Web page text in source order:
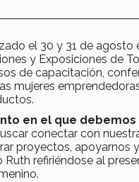
el 30 y 31 de agosto
y Exposiciones de
de capacitación,
mujeres
en el que debemos
conectar con
proyectos, apoyarnos
Ruth refiriéndose al